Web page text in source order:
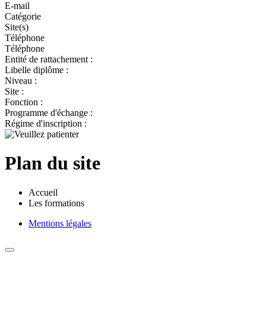
E-mail
Catégorie
Site(s)
Téléphone
Téléphone
Entité de rattachement :
Libelle diplôme :
Niveau :
Site :
Fonction :
Programme d'échange :
Régime d'inscription :
Plan du site
Accueil
Les formations
Mentions légales